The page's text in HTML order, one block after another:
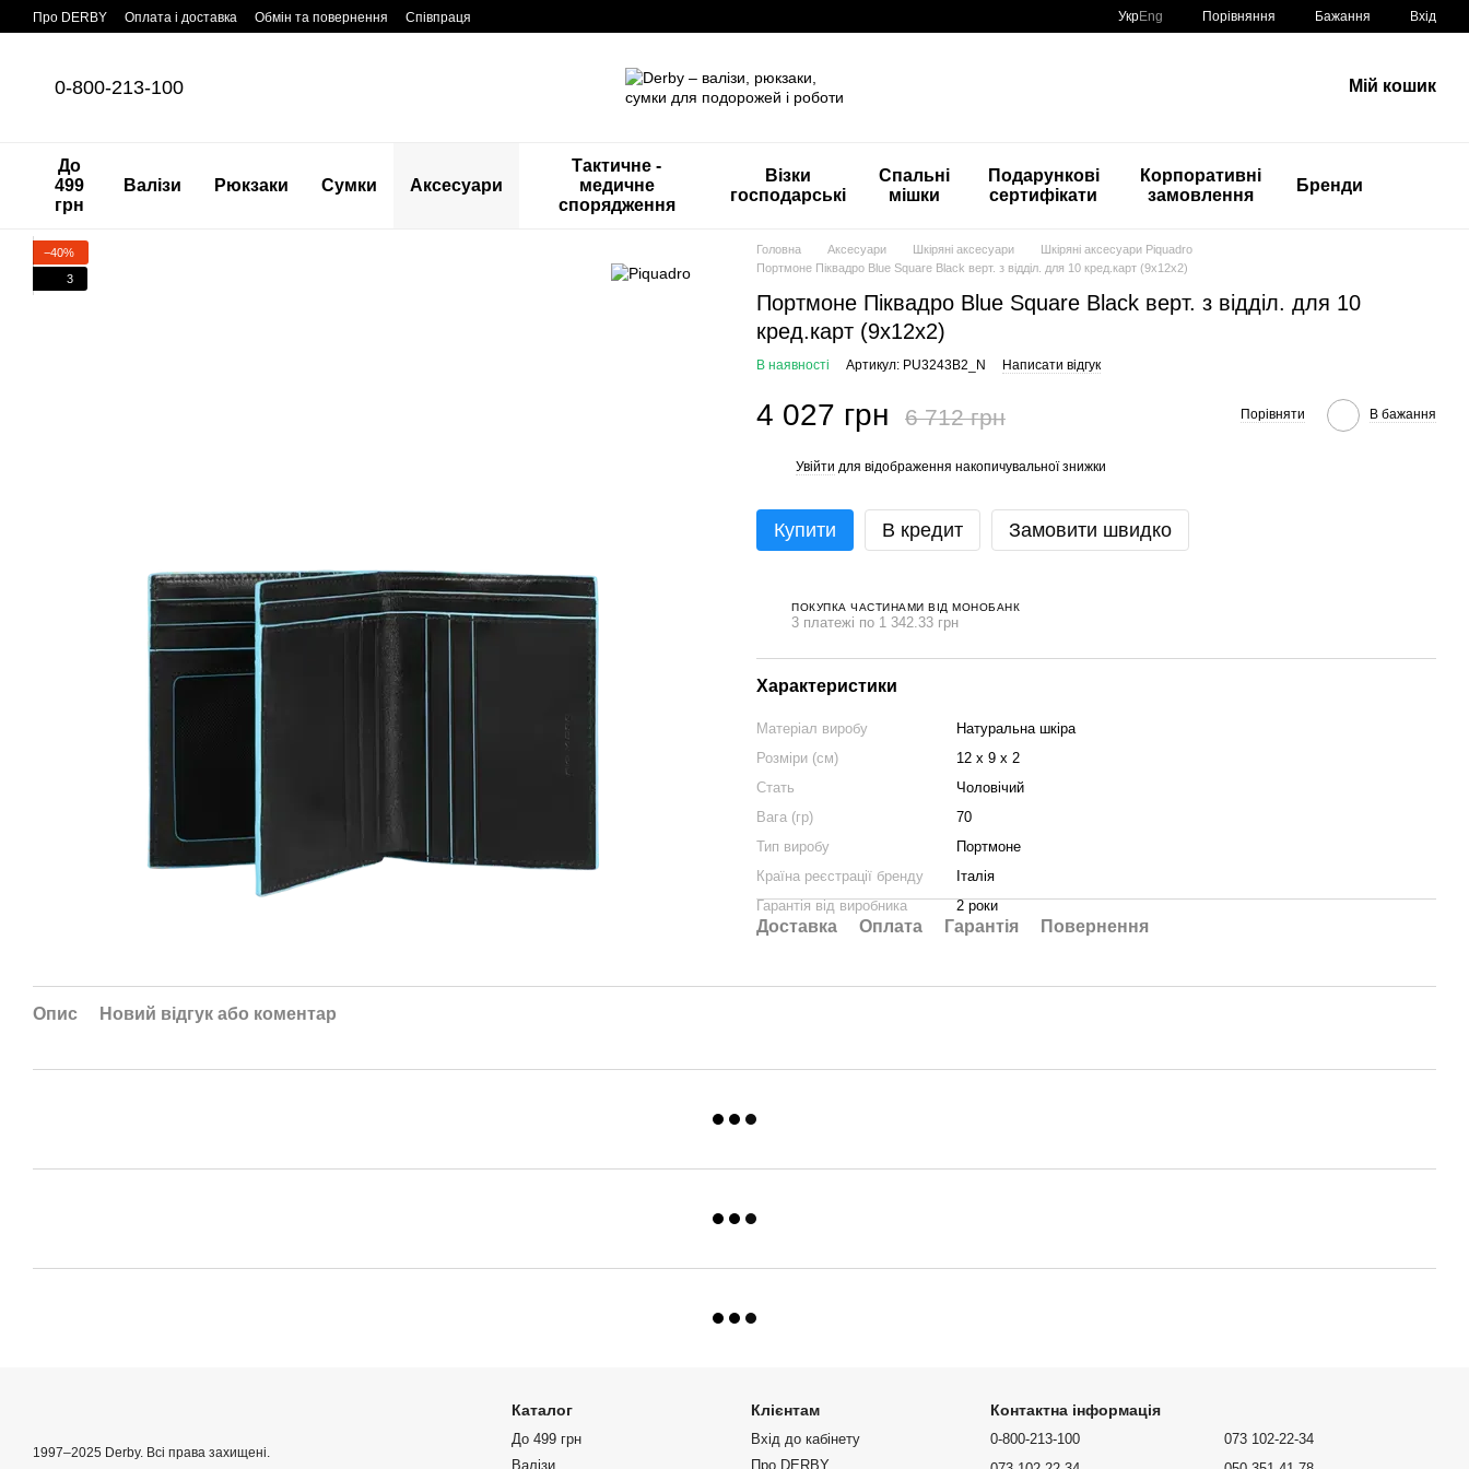
Перейти до основного контенту
Про DERBY Оплата і доставка Обмін та повернення Співпраця УкрEng Порівняння Бажання Вхід
0-800-213-100 Мій кошик
До
499
грн
Валізи Рюкзаки Сумки Аксесуари
Тактичне -
медичне
спорядження
Візки
господарські
Спальні
мішки
Подарункові
сертифікати
Корпоративні
замовлення
Бренди
−40%
3
Головна Аксесуари Шкіряні аксесуари
Шкіряні аксесуари Piquadro
Портмоне Піквадро Blue Square Black верт. з відділ. для 10 кред.карт (9x12x2)
Портмоне Піквадро Blue Square Black верт. з відділ. для 10
кред.карт (9x12x2)
В наявності Артикул: PU3243B2_N Написати відгук
4 027 грн 6 712 грн Порівняти В бажання
Увійти для відображення накопичувальної знижки
Купити В кредит Замовити швидко
ПОКУПКА ЧАСТИНАМИ ВІД МОНОБАНК
3 платежі по 1 342.33 грн
Характеристики
Матеріал виробу
Натуральна шкіра
Розміри (см)
12 х 9 х 2
Стать
Чоловічий
Вага (гр)
70
Тип виробу
Портмоне
Країна реєстрації бренду
Італія
Гарантія від виробника
2 роки
Доставка Оплата Гарантія Повернення
Опис Новий відгук або коментар
1997–2025 Derby. Всі права захищені.
Каталог
До 499 грн
Валізи
Клієнтам
Вхід до кабінету
Про DERBY
Контактна інформація
0-800-213-100
073 102-22-34